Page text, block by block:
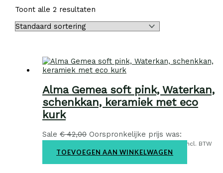
Toont alle 2 resultaten
Alma Gemea soft pink, Waterkan,
schenkkan, keramiek met eco
kurk
Sale€42,00 Oorspronkelijke prijs was:
€ 42,00.€29,95Huidige prijs is: € 29,95. incl. BTW
TOEVOEGEN AAN WINKELWAGEN